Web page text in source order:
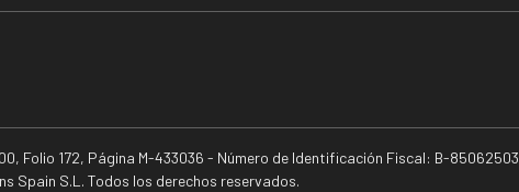
Folio 172, Página M-433036 - Número de Identificación Fiscal: B-85062503
Spain S.L. Todos los derechos reservados.